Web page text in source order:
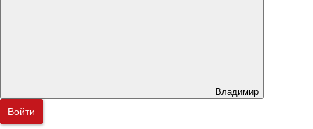
Владимир
Войти